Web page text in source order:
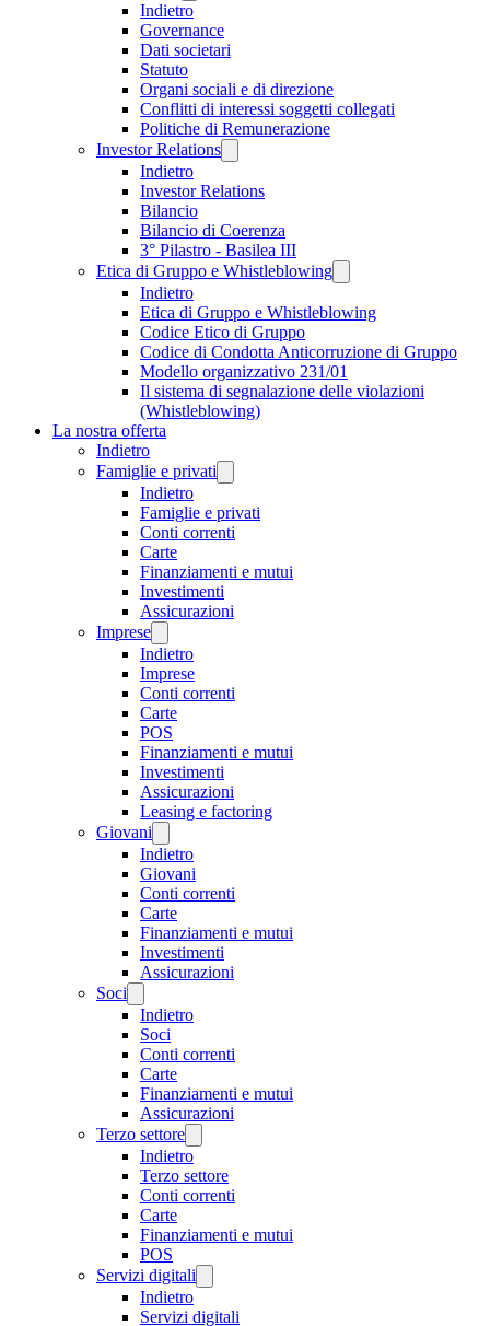
Indietro
Governance
Dati societari
Statuto
Organi sociali e di direzione
Conflitti di interessi soggetti collegati
Politiche di Remunerazione
Investor Relations
Indietro
Investor Relations
Bilancio
Bilancio di Coerenza
3° Pilastro - Basilea III
Etica di Gruppo e Whistleblowing
Indietro
Etica di Gruppo e Whistleblowing
Codice Etico di Gruppo
Codice di Condotta Anticorruzione di Gruppo
Modello organizzativo 231/01
Il sistema di segnalazione delle violazioni
(Whistleblowing)
La nostra offerta
Indietro
Famiglie e privati
Indietro
Famiglie e privati
Conti correnti
Carte
Finanziamenti e mutui
Investimenti
Assicurazioni
Imprese
Indietro
Imprese
Conti correnti
Carte
POS
Finanziamenti e mutui
Investimenti
Assicurazioni
Leasing e factoring
Giovani
Indietro
Giovani
Conti correnti
Carte
Finanziamenti e mutui
Investimenti
Assicurazioni
Soci
Indietro
Soci
Conti correnti
Carte
Finanziamenti e mutui
Assicurazioni
Terzo settore
Indietro
Terzo settore
Conti correnti
Carte
Finanziamenti e mutui
POS
Servizi digitali
Indietro
Servizi digitali